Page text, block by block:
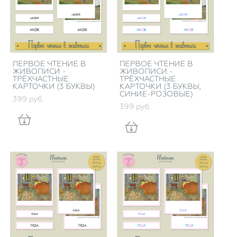
ПЕРВОЕ ЧТЕНИЕ В
ЖИВОПИСИ -
ТРЁХЧАСТНЫЕ
КАРТОЧКИ (3 БУКВЫ)
399 pуб.
ПЕРВОЕ ЧТЕНИЕ В
ЖИВОПИСИ -
ТРЁХЧАСТНЫЕ
КАРТОЧКИ (3 БУКВЫ,
СИНИЕ-РОЗОВЫЕ)
399 pуб.